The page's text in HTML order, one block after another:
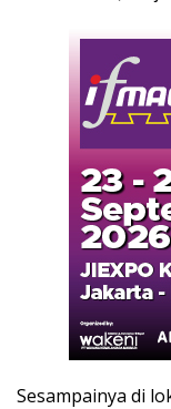
Sesampainya di